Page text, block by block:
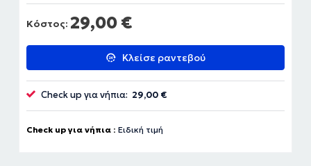
Κόστος: 29,00 €
Κλείσε ραντεβού
Check up για νήπια: 29,00 €
Check up για νήπια : Ειδική τιμή